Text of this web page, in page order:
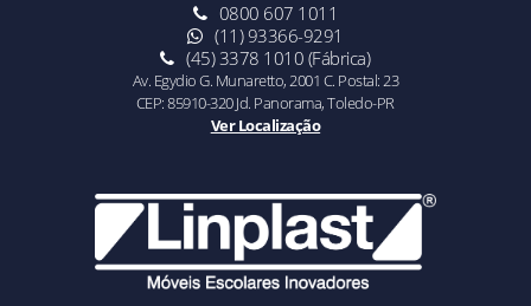
0800 607 1011
(11) 93366-9291
(45) 3378 1010 (Fábrica)
Av. Egydio G. Munaretto, 2001 C. Postal: 23
CEP: 85910-320 Jd. Panorama, Toledo-PR
Ver Localização